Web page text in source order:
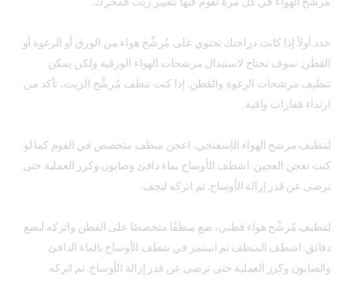
حدد أولاً إذا كانت دراجتك تحتوي على مُرشِّح هواء من الورق أو الرغوة أو
القطن. سوف تحتاج لاستبدال مرشحات الهواء الورقية ولكن يمكن
تنظيف مرشحات الرغوة والقطن. إذا كنت تنظف مُرشِّح الزيت، تأكد من
ارتداء قفازات واقية.
لتنظيف مرشح الهواء الإسفنجي، اعجن منظف متخصص في الفوم كما لو
كنت تعجن العجين. اشطف الأوساخ بماء دافئ وصابون وكرر العملية حتى
ترضى عن قدر إزالة الأوساخ. ثم اتركه ليجف.
لتنظيف مُرشِّح هواء قطني، ضع منظفًا متخصصًا على القطن واتركه لبضع
دقائق. اشطف المنظف ثم استمر في شطف الأوساخ بالماء الدافئ
والصابون وكرر العملية حتى ترضى عن قدر إزالة الأوساخ. ثم اتركه